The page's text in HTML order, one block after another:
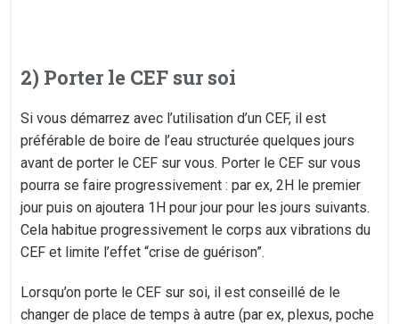
2) Porter le CEF sur soi
Si vous démarrez avec l’utilisation d’un CEF, il est
préférable de boire de l’eau structurée quelques jours
avant de porter le CEF sur vous. Porter le CEF sur vous
pourra se faire progressivement : par ex, 2H le premier
jour puis on ajoutera 1H pour jour pour les jours suivants.
Cela habitue progressivement le corps aux vibrations du
CEF et limite l’effet “crise de guérison”.
Lorsqu’on porte le CEF sur soi, il est conseillé de le
changer de place de temps à autre (par ex, plexus, poche